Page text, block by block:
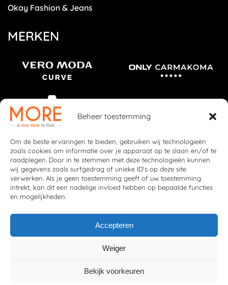
Beheer toestemming
Om de beste ervaringen te bieden, gebruiken wij technologieën
zoals cookies om informatie over je apparaat op te slaan en/of te
raadplegen. Door in te stemmen met deze technologieën kunnen
wij gegevens zoals surfgedrag of unieke ID's op deze site
verwerken. Als je geen toestemming geeft of uw toestemming
intrekt, kan dit een nadelige invloed hebben op bepaalde functies
en mogelijkheden.
Accepteren
Weiger
Bekijk voorkeuren
Okay Fashion & Jeans
MERKEN
Cookiebeleid